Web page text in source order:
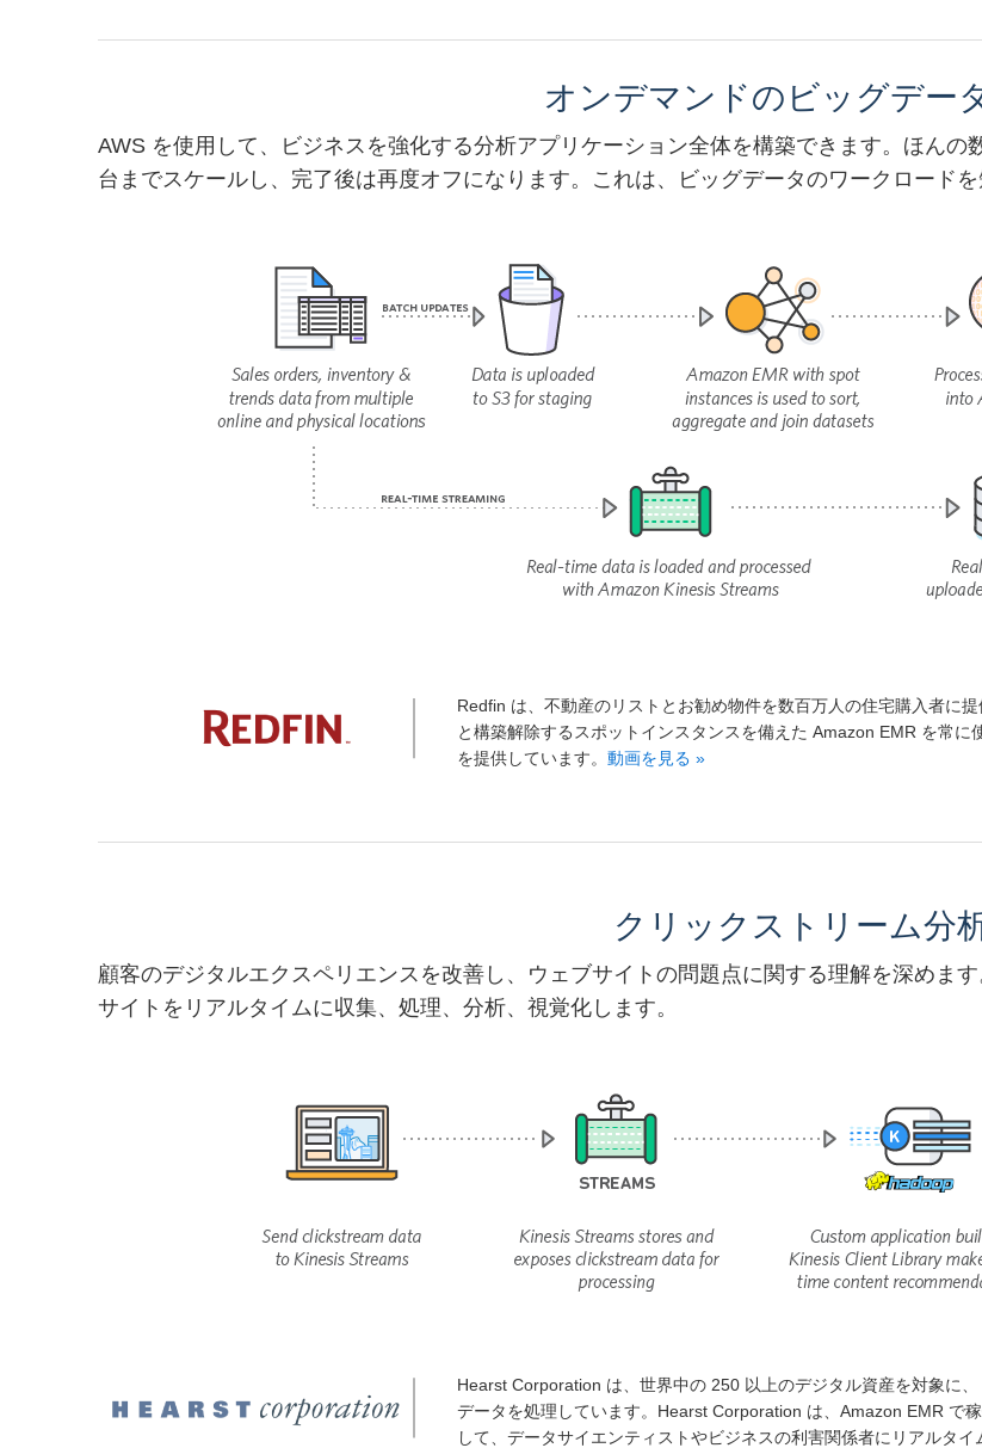
オンデマンドのビッグデー
AWS を使用して、ビジネスを強化する分析アプリケーション全体を構築できます。ほん
台までスケールし、完了後は再度オフになります。これは、ビッグデータのワークロード
Redfin は、不動産のリストとお勧め物件を数百万人の住宅購入者に
と構築解除するスポットインスタンスを備えた Amazon EMR を常
を提供しています。 動画を見る »
クリックストリーム分
顧客のデジタルエクスペリエンスを改善し、ウェブサイトの問題点に関する理解を深めま
サイトをリアルタイムに収集、処理、分析、視覚化します。
Hearst Corporation は、世界中の 250 以上のデジタル資産を対象に
データを処理しています。Hearst Corporation は、Amazon EMR で
して、データサイエンティストやビジネスの利害関係者にリアルタイ